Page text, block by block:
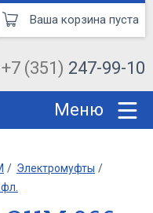
+7 (351) 247-99-10
Ваша корзина пуста
Меню
Электромуфты